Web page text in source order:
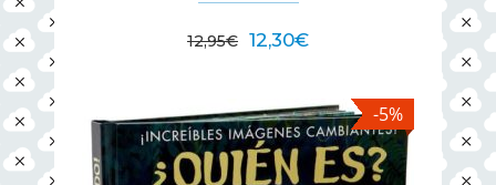
12,95€ 12,30€
-5%